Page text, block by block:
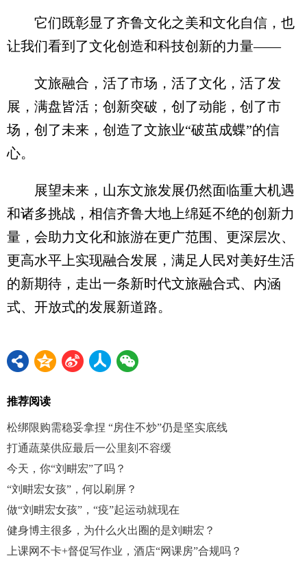
它们既彰显了齐鲁文化之美和文化自信，也
让我们看到了文化创造和科技创新的力量——
文旅融合，活了市场，活了文化，活了发
展，满盘皆活；创新突破，创了动能，创了市
场，创了未来，创造了文旅业“破茧成蝶”的信
心。
展望未来，山东文旅发展仍然面临重大机遇
和诸多挑战，相信齐鲁大地上绵延不绝的创新力
量，会助力文化和旅游在更广范围、更深层次、
更高水平上实现融合发展，满足人民对美好生活
的新期待，走出一条新时代文旅融合式、内涵
式、开放式的发展新道路。
推荐阅读
松绑限购需稳妥拿捏 “房住不炒”仍是坚实底线
打通蔬菜供应最后一公里刻不容缓
今天，你“刘畊宏”了吗？
“刘畊宏女孩”，何以刷屏？
做“刘畊宏女孩”，“疫”起运动就现在
健身博主很多，为什么火出圈的是刘畊宏？
上课网不卡+督促写作业，酒店“网课房”合规吗？